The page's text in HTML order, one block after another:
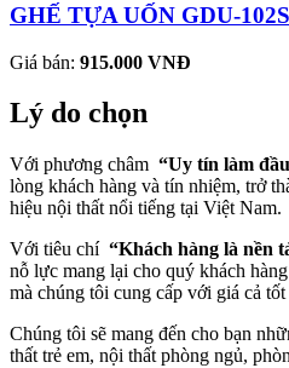
GHẾ TỰA UỐN GDU-102S
Giá bán: 915.000 VNĐ
Lý do chọn
Với phương châm “Uy tín làm
lòng khách hàng và tín nhiệm, trở
hiệu nội thất nổi tiếng tại Việt Nam.
Với tiêu chí “Khách hàng là nền
nỗ lực mang lại cho quý khách
mà chúng tôi cung cấp với giá cả
Chúng tôi sẽ mang đến cho bạn
thất trẻ em, nội thất phòng ngủ,